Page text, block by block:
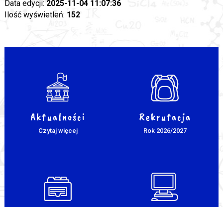
Data edycji: 2025-11-04 11:07:36
Ilość wyświetleń: 152
Aktualności
Czytaj więcej
Rekrutacja
Rok 2026/2027